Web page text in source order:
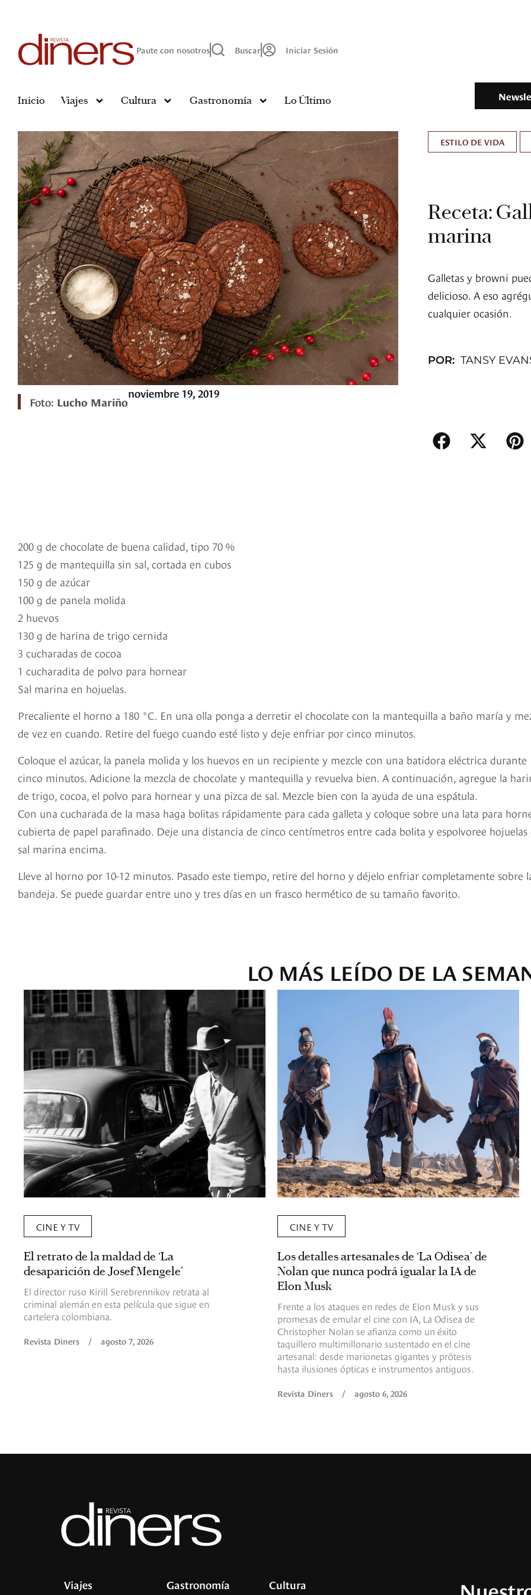
Paute con nosotros Buscar Iniciar Sesión
Inicio Viajes Cultura Gastronomía Lo Último
Foto: Lucho Mariño
noviembre 19, 2019
ESTILO DE VIDA
Receta:
marina
Galletas y browni
delicioso. A eso
cualquier ocasión.
POR: TANSY
200 g de chocolate de buena calidad, tipo 70 %
125 g de mantequilla sin sal, cortada en cubos
150 g de azúcar
100 g de panela molida
2 huevos
130 g de harina de trigo cernida
3 cucharadas de cocoa
1 cucharadita de polvo para hornear
Sal marina en hojuelas.
Precaliente el horno a 180 °C. En una olla ponga a derretir el chocolate con la mantequilla a baño maría y
de vez en cuando. Retire del fuego cuando esté listo y deje enfriar por cinco minutos.
Coloque el azúcar, la panela molida y los huevos en un recipiente y mezcle con una batidora eléctrica durante
cinco minutos. Adicione la mezcla de chocolate y mantequilla y revuelva bien. A continuación, agregue la
de trigo, cocoa, el polvo para hornear y una pizca de sal. Mezcle bien con la ayuda de una espátula.
Con una cucharada de la masa haga bolitas rápidamente para cada galleta y coloque sobre una lata para
cubierta de papel parafinado. Deje una distancia de cinco centímetros entre cada bolita y espolvoree hojuelas
sal marina encima.
Lleve al horno por 10-12 minutos. Pasado este tiempo, retire del horno y déjelo enfriar completamente sobre
bandeja. Se puede guardar entre uno y tres días en un frasco hermético de su tamaño favorito.
LO MÁS LEÍDO DE LA
CINE Y TV
El retrato de la maldad de ‘La
desaparición de Josef Mengele’
El director ruso Kirill Serebrennikov retrata al
criminal alemán en esta película que sigue en
cartelera colombiana.
Revista Diners / agosto 7, 2026
CINE Y TV
Los detalles artesanales de ‘La Odisea’ de
Nolan que nunca podrá igualar la IA de
Elon Musk
Frente a los ataques en redes de Elon Musk y sus
promesas de emular el cine con IA, La Odisea de
Christopher Nolan se afianza como un éxito
taquillero multimillonario sustentado en el cine
artesanal: desde marionetas gigantes y prótesis
hasta ilusiones ópticas e instrumentos antiguos.
Revista Diners / agosto 6, 2026
Viajes Gastronomía Cultura